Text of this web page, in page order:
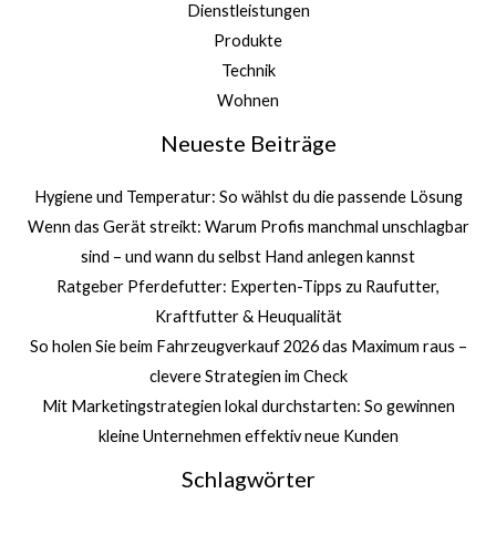
Dienstleistungen
Produkte
Technik
Wohnen
Neueste Beiträge
Hygiene und Temperatur: So wählst du die passende Lösung
Wenn das Gerät streikt: Warum Profis manchmal unschlagbar
sind – und wann du selbst Hand anlegen kannst
Ratgeber Pferdefutter: Experten-Tipps zu Raufutter,
Kraftfutter & Heuqualität
So holen Sie beim Fahrzeugverkauf 2026 das Maximum raus –
clevere Strategien im Check
Mit Marketingstrategien lokal durchstarten: So gewinnen
kleine Unternehmen effektiv neue Kunden
Schlagwörter